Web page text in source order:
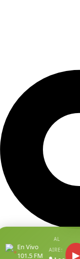
●En Vivo
101.5 FM
AL
AIRE:
▶